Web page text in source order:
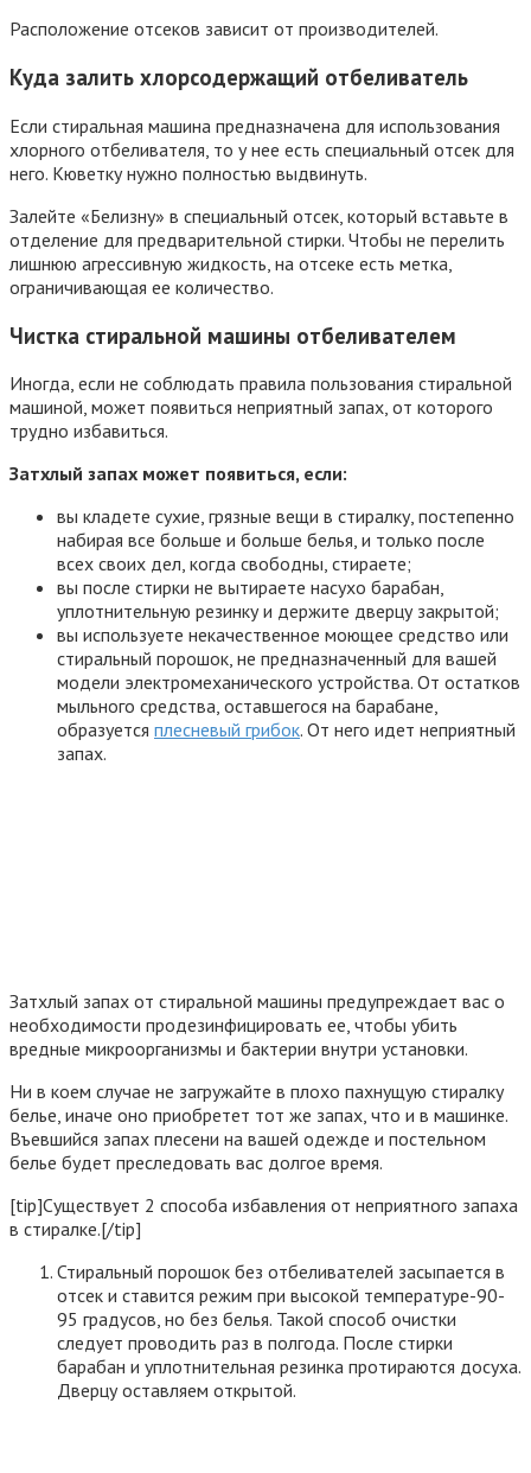
Расположение отсеков зависит от производителей.
Куда залить хлорсодержащий отбеливатель
Если стиральная машина предназначена для использования
хлорного отбеливателя, то у нее есть специальный отсек для
него. Кюветку нужно полностью выдвинуть.
Залейте «Белизну» в специальный отсек, который вставьте в
отделение для предварительной стирки. Чтобы не перелить
лишнюю агрессивную жидкость, на отсеке есть метка,
ограничивающая ее количество.
Чистка стиральной машины отбеливателем
Иногда, если не соблюдать правила пользования стиральной
машиной, может появиться неприятный запах, от которого
трудно избавиться.
Затхлый запах может появиться, если:
вы кладете сухие, грязные вещи в стиралку, постепенно
набирая все больше и больше белья, и только после
всех своих дел, когда свободны, стираете;
вы после стирки не вытираете насухо барабан,
уплотнительную резинку и держите дверцу закрытой;
вы используете некачественное моющее средство или
стиральный порошок, не предназначенный для вашей
модели электромеханического устройства. От остатков
мыльного средства, оставшегося на барабане,
образуется плесневый грибок. От него идет неприятный
запах.
Затхлый запах от стиральной машины предупреждает вас о
необходимости продезинфицировать ее, чтобы убить
вредные микроорганизмы и бактерии внутри установки.
Ни в коем случае не загружайте в плохо пахнущую стиралку
белье, иначе оно приобретет тот же запах, что и в машинке.
Въевшийся запах плесени на вашей одежде и постельном
белье будет преследовать вас долгое время.
[tip]Существует 2 способа избавления от неприятного запаха
в стиралке.[/tip]
Стиральный порошок без отбеливателей засыпается в
отсек и ставится режим при высокой температуре-90-
95 градусов, но без белья. Такой способ очистки
следует проводить раз в полгода. После стирки
барабан и уплотнительная резинка протираются досуха.
Дверцу оставляем открытой.